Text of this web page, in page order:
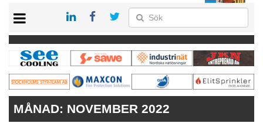
PRENUMERERA
VÅRA ANDRA MAGASIN
ANNONSERA
KONTAKT
MÅNAD: NOVEMBER 2022